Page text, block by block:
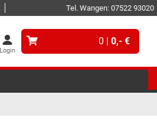
Tel. Wangen: 07522 93020
Login
0 | 0,- €